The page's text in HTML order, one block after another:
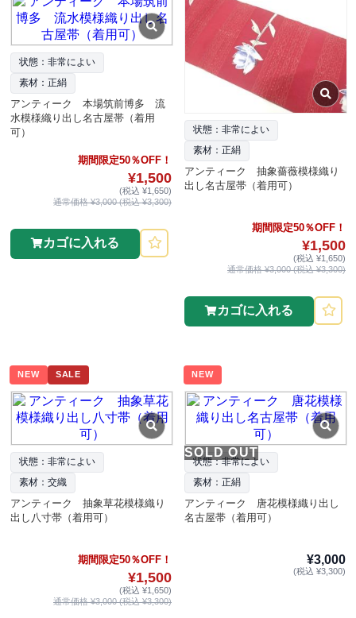
状態：非常によい
素材：正絹
アンティーク 本場筑前博多 流
水模様織り出し名古屋帯（着用
可）
期間限定50％OFF！
¥1,500
(税込 ¥1,650)
通常価格 ¥3,000 (税込 ¥3,300)
カゴに入れる
状態：非常によい
素材：正絹
アンティーク 抽象薔薇模様織り
出し名古屋帯（着用可）
期間限定50％OFF！
¥1,500
(税込 ¥1,650)
通常価格 ¥3,000 (税込 ¥3,300)
カゴに入れる
NEW SALE
状態：非常によい
素材：交織
アンティーク 抽象草花模様織り
出し八寸帯（着用可）
期間限定50％OFF！
¥1,500
(税込 ¥1,650)
通常価格 ¥3,000 (税込 ¥3,300)
NEW
SOLD OUT
状態：非常によい
素材：正絹
アンティーク 唐花模様織り出し
名古屋帯（着用可）
¥3,000
(税込 ¥3,300)